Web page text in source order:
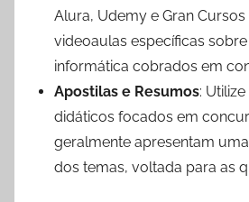
Alura, Udemy e Gran
videoaulas específicas
informática cobrados em
Apostilas e Resumos:
didáticos focados em
geralmente apresentam
dos temas, voltada para as